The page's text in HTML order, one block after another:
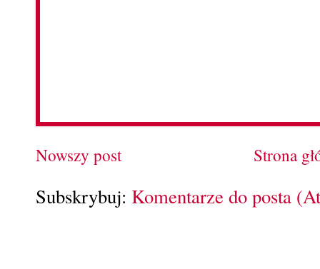
Nowszy post Strona
Subskrybuj: Komentarze do posta